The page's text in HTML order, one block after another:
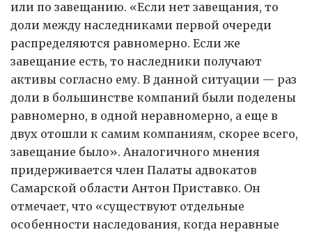
или по завещанию. «Если нет завещания, то
доли между наследниками первой очереди
распределяются равномерно. Если же
завещание есть, то наследники получают
активы согласно ему. В данной ситуации — раз
доли в большинстве компаний были поделены
равномерно, в одной неравномерно, а еще в
двух отошли к самим компаниям, скорее всего,
завещание было». Аналогичного мнения
придерживается член Палаты адвокатов
Самарской области Антон Приставко. Он
отмечает, что «существуют отдельные
особенности наследования, когда неравные